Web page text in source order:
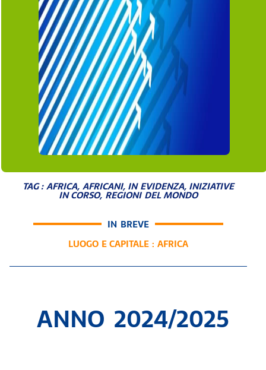
TAG :AFRICA, AFRICANI, IN EVIDENZA, INIZIATIVE
IN CORSO,REGIONI DEL MONDO
IN BREVE
LUOGO E CAPITALE : AFRICA
ANNO 2024/2025